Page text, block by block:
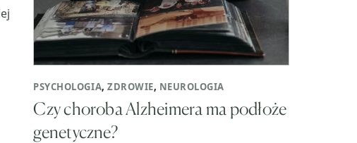
PSYCHOLOGIA,ZDROWIE, NEUROLOGIA
Czy choroba Alzheimera ma podłoże
genetyczne?